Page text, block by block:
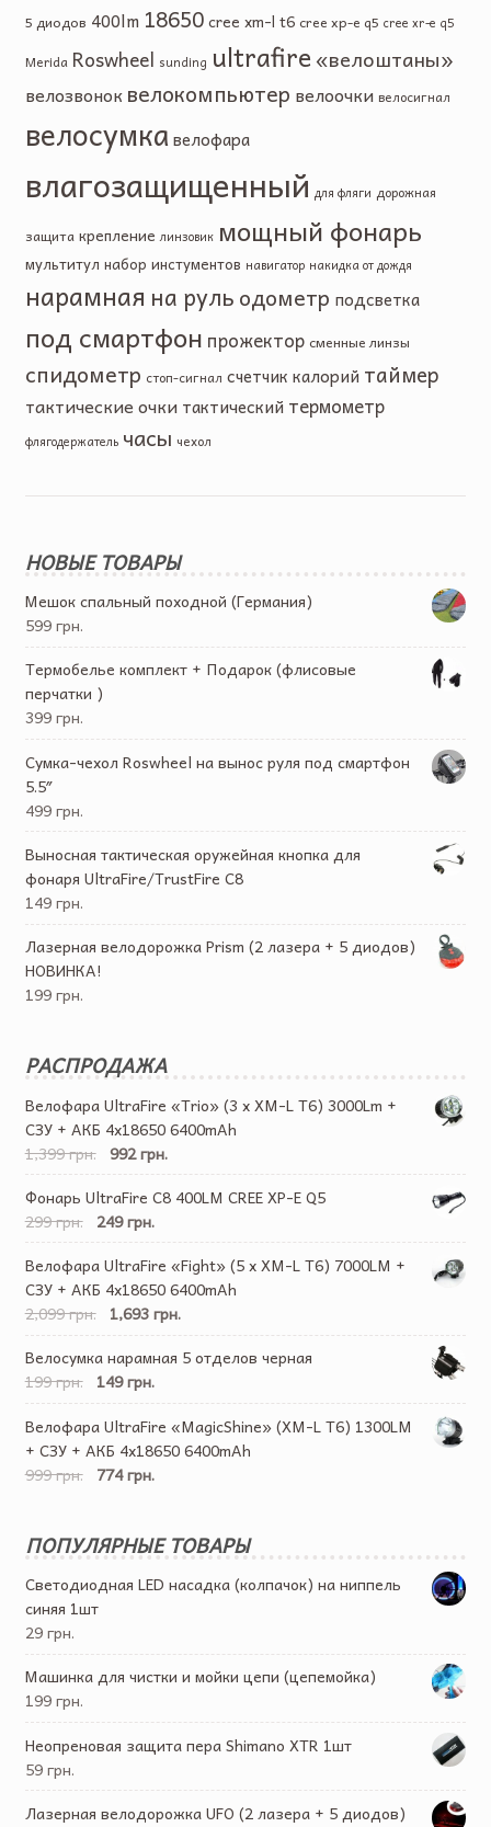
5 диодов 400lm 18650cree xm-l t6 cree xp-e q5 cree xr-e q5
Merida Roswheel sunding ultrafire«велоштаны»
велозвонок велокомпьютер велоочки велосигнал
велосумка велофара
влагозащищенный для фляги дорожная
защита крепление линзовик мощный фонарь
мультитул набор инстументов навигатор накидка от дождя
нарамная на рульодометр подсветка
под смартфон прожектор сменные линзы
спидометр стоп-сигнал счетчик калорий таймер
тактические очки тактический термометр
флягодержатель часы чехол
НОВЫЕ ТОВАРЫ
Мешок спальный походной (Германия)
599 грн.
Термобелье комплект + Подарок (флисовые
перчатки )
399 грн.
Cумка-чехол Roswheel на вынос руля под смартфон
5.5″
499 грн.
Выносная тактическая оружейная кнопка для
фонаря UltraFire/TrustFire C8
149 грн.
Лазерная велодорожка Prism (2 лазера + 5 диодов)
НОВИНКА!
199 грн.
РАСПРОДАЖА
Велофара UltraFire «Trio» (3 x XM-L T6) 3000Lm +
СЗУ + АКБ 4х18650 6400mAh
1,399 грн. 992 грн.
Фонарь UltraFire C8 400LM CREE XP-E Q5
299 грн.
249 грн.
Велофара UltraFire «Fight» (5 x XM-L T6) 7000LM +
СЗУ + АКБ 4х18650 6400mAh
2,099 грн.
1,693 грн.
Велосумка нарамная 5 отделов черная
199 грн.
149 грн.
Велофара UltraFire «MagicShine» (XM-L T6) 1300LM
+ СЗУ + АКБ 4х18650 6400mAh
999 грн.
774 грн.
ПОПУЛЯРНЫЕ ТОВАРЫ
Светодиодная LED насадка (колпачок) на ниппель
синяя 1шт
29 грн.
Машинка для чистки и мойки цепи (цепемойка)
199 грн.
Неопреновая защита пера Shimano XTR 1шт
59 грн.
Лазерная велодорожка UFO (2 лазера + 5 диодов)